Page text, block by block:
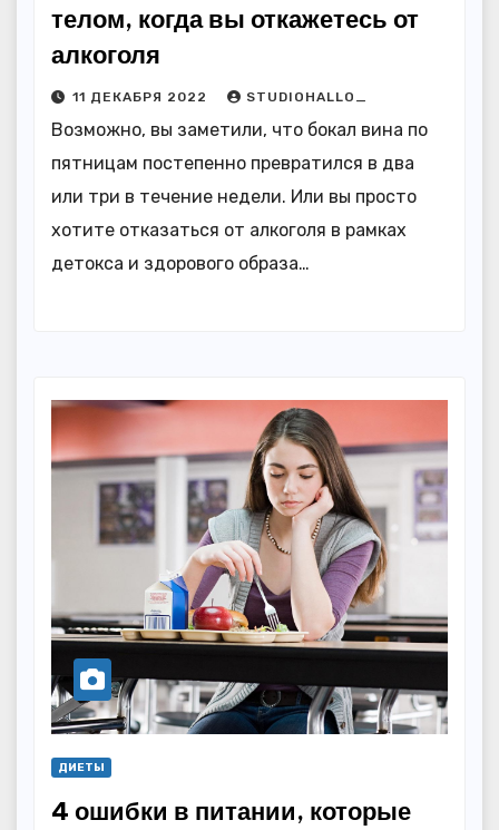
телом, когда вы откажетесь от
алкоголя
11 ДЕКАБРЯ 2022 STUDIOHALLO_
Возможно, вы заметили, что бокал вина по
пятницам постепенно превратился в два
или три в течение недели. Или вы просто
хотите отказаться от алкоголя в рамках
детокса и здорового образа…
ДИЕТЫ
4 ошибки в питании, которые